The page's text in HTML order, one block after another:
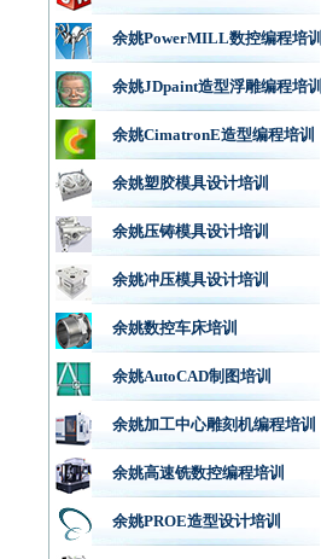
余姚PowerMILL数控编程培训
余姚JDpaint造型浮雕编程培训
余姚CimatronE造型编程培训
余姚塑胶模具设计培训
余姚压铸模具设计培训
余姚冲压模具设计培训
余姚数控车床培训
余姚AutoCAD制图培训
余姚加工中心雕刻机编程培训
余姚高速铣数控编程培训
余姚PROE造型设计培训